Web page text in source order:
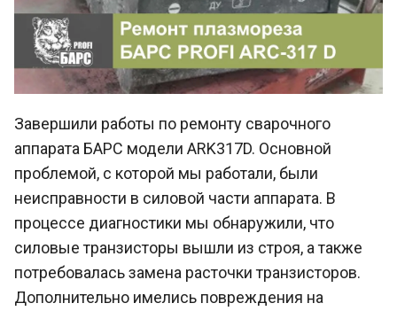
Завершили работы по ремонту сварочного
аппарата БАРС модели ARK317D. Основной
проблемой, с которой мы работали, были
неисправности в силовой части аппарата. В
процессе диагностики мы обнаружили, что
силовые транзисторы вышли из строя, а также
потребовалась замена расточки транзисторов.
Дополнительно имелись повреждения на